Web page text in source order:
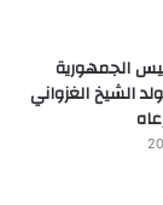
الجمهورية
الشيخ الغزواني